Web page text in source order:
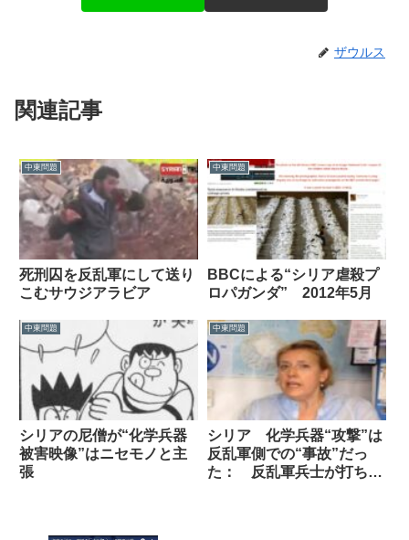
ザウルス
関連記事
中東問題
死刑囚を反乱軍にして送り
こむサウジアラビア
中東問題
BBCによる“シリア虐殺プ
ロパガンダ” 2012年5月
中東問題
シリアの尼僧が“化学兵器
被害映像”はニセモノと主
張
中東問題
シリア 化学兵器“攻撃”は
反乱軍側での“事故”だっ
た： 反乱軍兵士が打ち明